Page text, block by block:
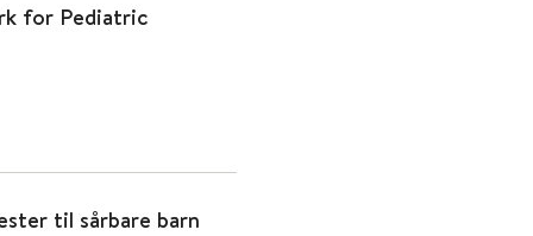
for Pediatric
til sårbare barn